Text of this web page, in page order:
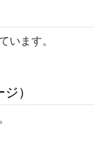
います。
）